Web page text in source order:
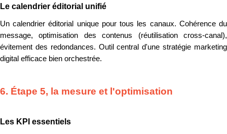
Le calendrier éditorial unifié
Un calendrier éditorial unique pour tous les canaux. Cohérence du
message, optimisation des contenus (réutilisation cross-canal),
évitement des redondances. Outil central d'une stratégie marketing
digital efficace bien orchestrée.
6. Étape 5, la mesure et l'optimisation
Les KPI essentiels